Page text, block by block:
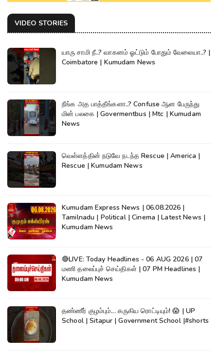
VIDEO STORIES
யாரு சாமி நீ..? வாகனம் ஓட்டும் போதும் வேலையா..? |
Coimbatore | Kumudam News
நீங்க அத பாத்தீங்களா..? Confuse ஆன பேருந்து
மின் பலகை | Govermentbus | Mtc | Kumudam
News
வெள்ளத்தின் நடுவே நடந்த Rescue | America |
Rescue | Kumudam News
Kumudam Express News | 06.08.2026 |
Tamilnadu | Political | Cinema | Latest News |
Kumudam News
🔴LIVE: Today Headlines - 06 AUG 2026 | 07
மணி தலைப்புச் செய்திகள் | 07 PM Headlines |
Kumudam News
தண்ணீர் குழம்பும்... கருகிய ரொட்டியும்! 😱 | UP
School | Sitapur | Government School |#shorts